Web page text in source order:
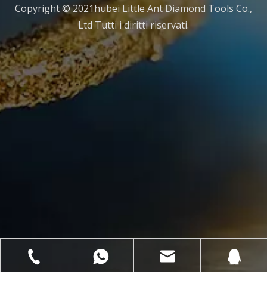
GRITTURA:50 100 200 400 800 1500 3000
Usa Tipo:
Copyright © 2021hubei Little Ant Diamond Tools Co.,
Ltd Tutti i diritti riservati.